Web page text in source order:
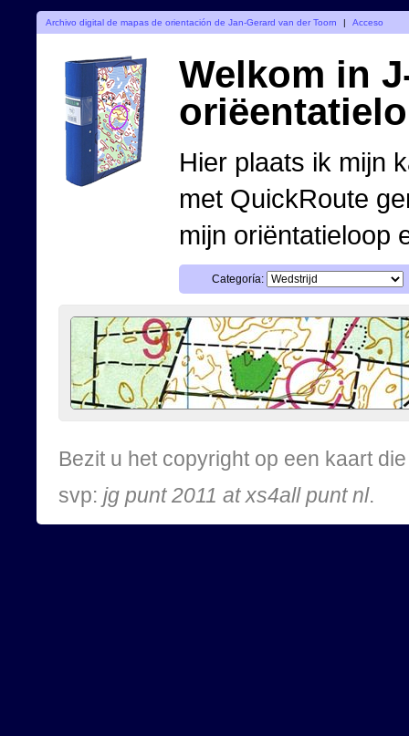
Archivo digital de mapas de orientación de Jan-Gerard van der Toorn | Acceso
Welkom in
Hier plaats ik mijn
met QuickRoute
mijn oriëntatieloop
Categoría:
Bezit u het copyright op een kaart
svp: jg punt 2011 at xs4all punt nl.